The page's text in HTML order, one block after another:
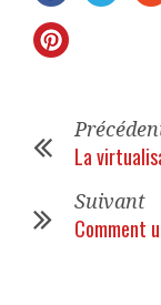
La
Suivant
Comment